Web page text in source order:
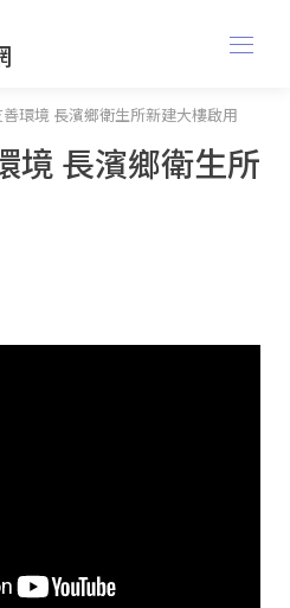
環境 長濱鄉衛生所新建大樓啟用
境 長濱鄉衛生所